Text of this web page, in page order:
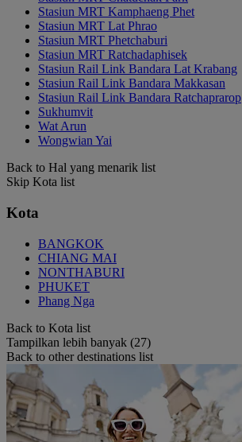
Stasiun MRT Kamphaeng Phet
Stasiun MRT Lat Phrao
Stasiun MRT Phetchaburi
Stasiun MRT Ratchadaphisek
Stasiun Rail Link Bandara Lat Krabang
Stasiun Rail Link Bandara Makkasan
Stasiun Rail Link Bandara Ratchaprarop
Sukhumvit
Wat Arun
Wongwian Yai
Back to Hal yang menarik list
Skip Kota list
Kota
BANGKOK
CHIANG MAI
NONTHABURI
PHUKET
Phang Nga
Back to Kota list
Tampilkan lebih banyak (27)
Back to other destinations list